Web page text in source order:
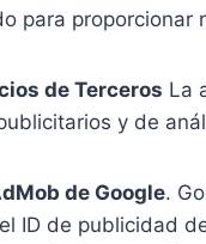
para proporcionar
de Terceros La
y de
de Google.
ID de publicidad